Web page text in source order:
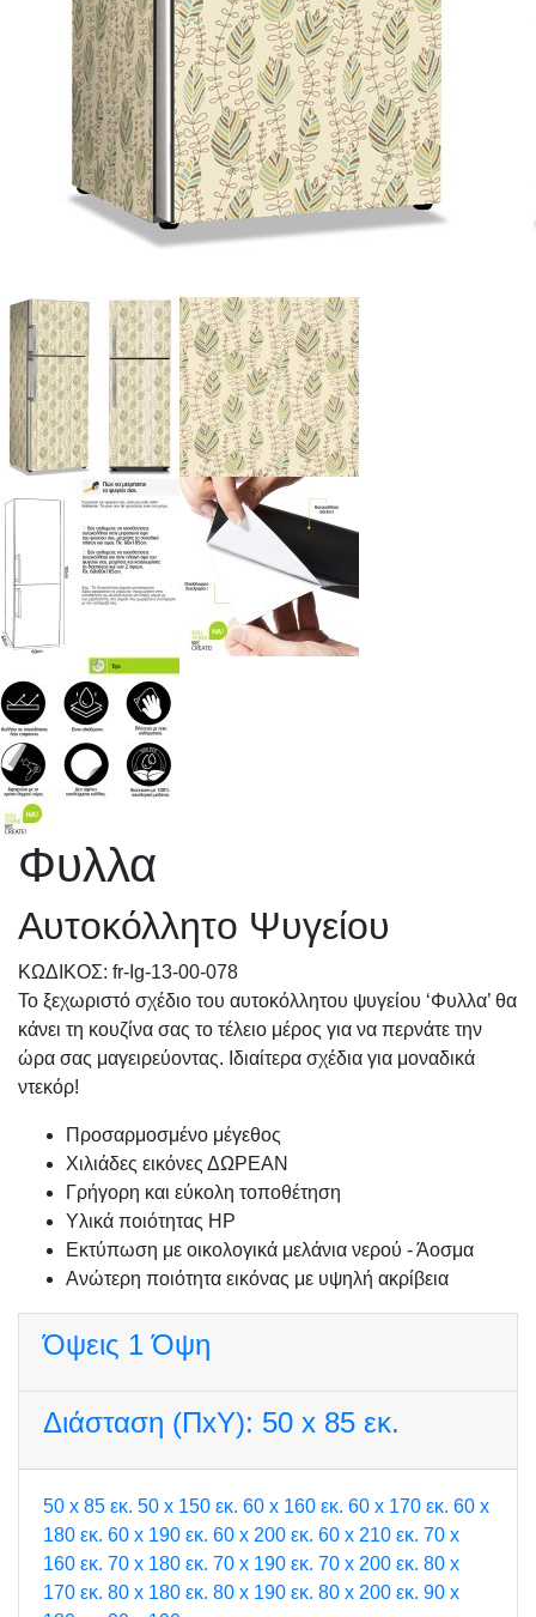
Φυλλα
Αυτοκόλλητο Ψυγείου
KΩΔΙΚΟΣ: fr-Ig-13-00-078
Το ξεχωριστό σχέδιο του αυτοκόλλητου ψυγείου ‘Φυλλα’ θα
κάνει τη κουζίνα σας το τέλειο μέρος για να περνάτε την
ώρα σας μαγειρεύοντας. Ιδιαίτερα σχέδια για μοναδικά
ντεκόρ!
Προσαρμοσμένo μέγεθος
Χιλιάδες εικόνες ΔΩΡΕΑΝ
Γρήγορη και εύκολη τοποθέτηση
Υλικά ποιότητας HP
Εκτύπωση με οικολογικά μελάνια νερού - Άοσμα
Ανώτερη ποιότητα εικόνας με υψηλή ακρίβεια
Όψεις 1 Όψη
Διάσταση (ΠxΥ): 50 x 85 εκ.
50 x 85 εκ. 50 x 150 εκ. 60 x 160 εκ. 60 x 170 εκ. 60 x
180 εκ. 60 x 190 εκ. 60 x 200 εκ. 60 x 210 εκ. 70 x
160 εκ. 70 x 180 εκ. 70 x 190 εκ. 70 x 200 εκ. 80 x
170 εκ. 80 x 180 εκ. 80 x 190 εκ. 80 x 200 εκ. 90 x